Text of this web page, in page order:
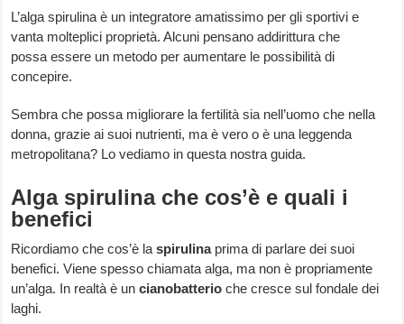
L’alga spirulina è un integratore amatissimo per gli sportivi e
vanta molteplici proprietà. Alcuni pensano addirittura che
possa essere un metodo per aumentare le possibilità di
concepire.
Sembra che possa migliorare la fertilità sia nell’uomo che nella
donna, grazie ai suoi nutrienti, ma è vero o è una leggenda
metropolitana? Lo vediamo in questa nostra guida.
Alga spirulina che cos’è e quali i
benefici
Ricordiamo che cos’è laspirulinaprima di parlare dei suoi
benefici. Viene spesso chiamata alga, ma non è propriamente
un’alga. In realtà è uncianobatterio che cresce sul fondale dei
laghi.